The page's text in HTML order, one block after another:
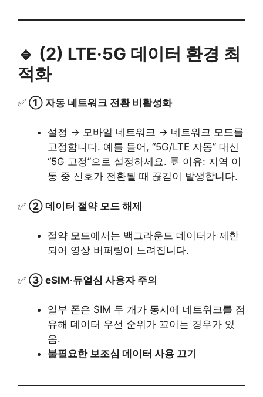
🔹 (2) LTE·5G 데이터 환경 최
적화
✅ ① 자동 네트워크 전환 비활성화
설정 → 모바일 네트워크 → 네트워크 모드를
고정합니다. 예를 들어, “5G/LTE 자동” 대신
“5G 고정”으로 설정하세요. 💬 이유: 지역 이
동 중 신호가 전환될 때 끊김이 발생합니다.
✅ ② 데이터 절약 모드 해제
절약 모드에서는 백그라운드 데이터가 제한
되어 영상 버퍼링이 느려집니다.
✅ ③ eSIM·듀얼심 사용자 주의
일부 폰은 SIM 두 개가 동시에 네트워크를 점
유해 데이터 우선 순위가 꼬이는 경우가 있
음.
불필요한 보조심 데이터 사용 끄기